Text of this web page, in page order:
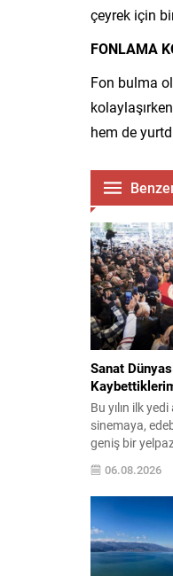
çeyrek için
FONLAMA
Fon bulma
hem de
Sanat
Bu yılın ilk
sinemaya,
geniş bir
ve aydın
alanında iz
ve sanat
yarattı.
yaşamları
eserler ve
sanat
06.08.2026